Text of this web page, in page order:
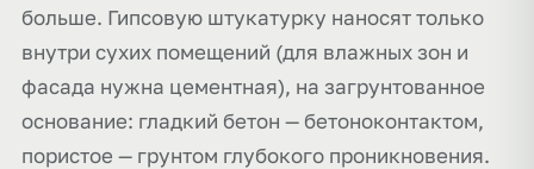
больше. Гипсовую штукатурку наносят только
внутри сухих помещений (для влажных зон и
фасада нужна цементная), на загрунтованное
основание: гладкий бетон — бетоноконтактом,
пористое — грунтом глубокого проникновения.